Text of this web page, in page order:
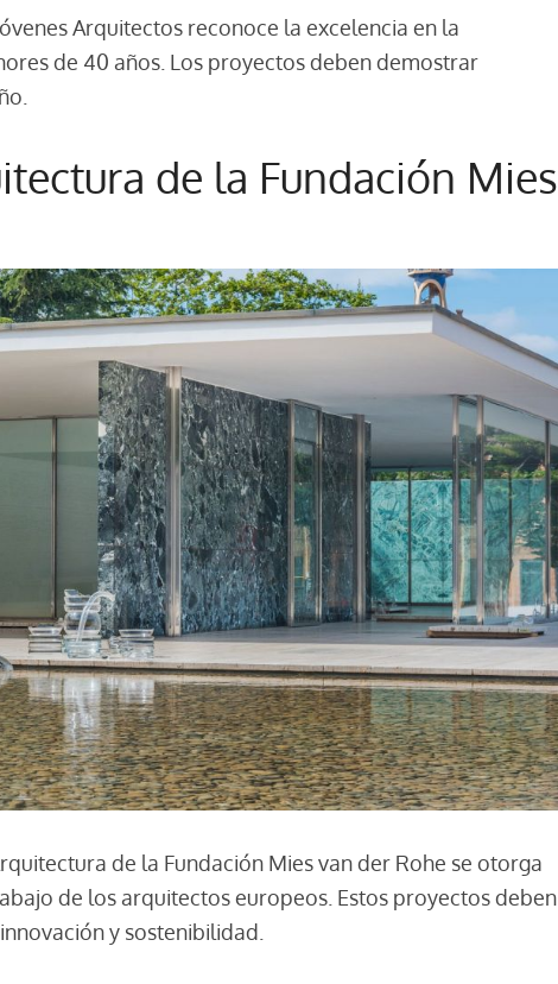
Arquitectos reconoce la excelencia en la
de 40 años. Los proyectos deben demostrar
de la Fundación Mies
de la Fundación Mies van der Rohe se otorga
de los arquitectos europeos. Estos proyectos deben
y sostenibilidad.